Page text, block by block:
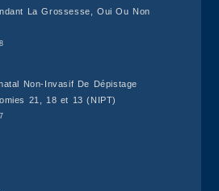
La Grossesse, Oui Ou Non
Non-Invasif De Dépistage
21, 18 et 13 (NIPT)